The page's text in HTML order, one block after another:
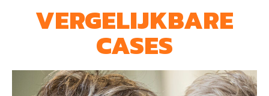
VERGELIJKBARE
CASES